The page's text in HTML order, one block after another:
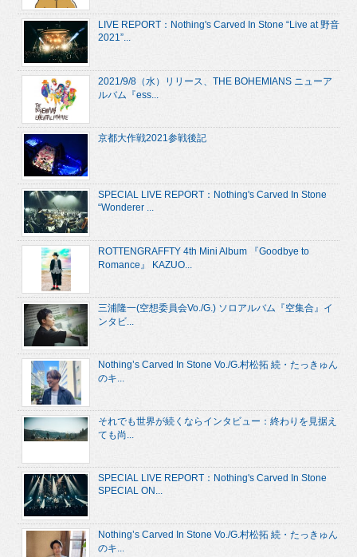
LIVE REPORT：Nothing's Carved In Stone “Live at 野音
2021”...
2021/9/8（水）リリース、THE BOHEMIANS ニューア
ルバム『ess...
京都大作戦2021参戦後記
SPECIAL LIVE REPORT：Nothing's Carved In Stone
“Wonderer ...
ROTTENGRAFFTY 4th Mini Album 『Goodbye to
Romance』 KAZUO...
三浦隆一(空想委員会Vo./G.) ソロアルバム『空集合』イ
ンタビ...
Nothing’s Carved In Stone Vo./G.村松拓 続・たっきゅん
のキ...
それでも世界が続くならインタビュー：終わりを見据え
ても尚...
SPECIAL LIVE REPORT：Nothing's Carved In Stone
SPECIAL ON...
Nothing’s Carved In Stone Vo./G.村松拓 続・たっきゅん
のキ...